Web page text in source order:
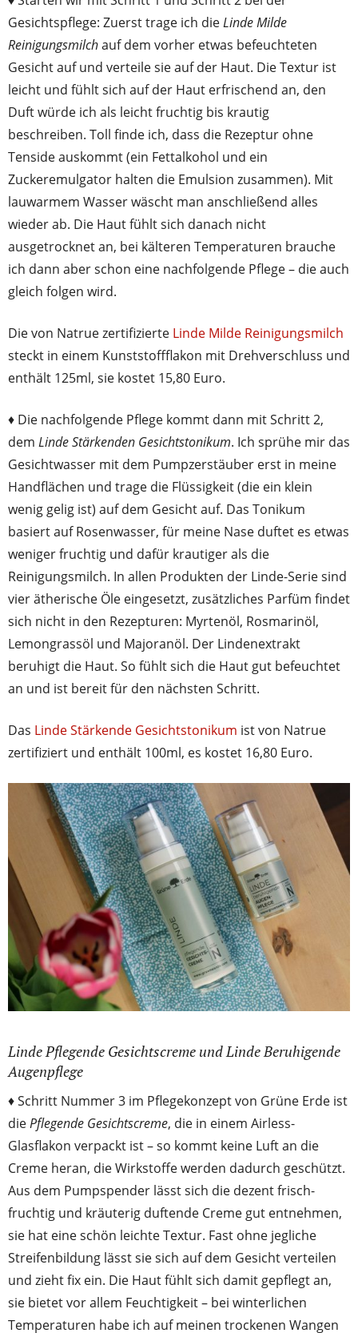
Gesichtspflege: Zuerst trage ich dieLinde Milde
Reinigungsmilchauf dem vorher etwas befeuchteten
Gesicht auf und verteile sie auf der Haut. Die Textur ist
leicht und fühlt sich auf der Haut erfrischend an, den
Duft würde ich als leicht fruchtig bis krautig
beschreiben. Toll finde ich, dass die Rezeptur ohne
Tenside auskommt (ein Fettalkohol und ein
Zuckeremulgator halten die Emulsion zusammen). Mit
lauwarmem Wasser wäscht man anschließend alles
wieder ab. Die Haut fühlt sich danach nicht
ausgetrocknet an, bei kälteren Temperaturen brauche
ich dann aber schon eine nachfolgende Pflege – die auch
gleich folgen wird.
Die von Natrue zertifizierte Linde Milde Reinigungsmilch
steckt in einem Kunststoffflakon mit Drehverschluss und
enthält 125ml, sie kostet 15,80 Euro.
♦ Die nachfolgende Pflege kommt dann mit Schritt 2,
dem Linde Stärkenden Gesichtstonikum. Ich sprühe mir das
Gesichtwasser mit dem Pumpzerstäuber erst in meine
Handflächen und trage die Flüssigkeit (die ein klein
wenig gelig ist) auf dem Gesicht auf. Das Tonikum
basiert auf Rosenwasser, für meine Nase duftet es etwas
weniger fruchtig und dafür krautiger als die
Reinigungsmilch. In allen Produkten der Linde-Serie sind
vier ätherische Öle eingesetzt, zusätzliches Parfüm findet
sich nicht in den Rezepturen: Myrtenöl, Rosmarinöl,
Lemongrassöl und Majoranöl. Der Lindenextrakt
beruhigt die Haut. So fühlt sich die Haut gut befeuchtet
an und ist bereit für den nächsten Schritt.
Das Linde Stärkende Gesichtstonikum ist von Natrue
zertifiziert und enthält 100ml, es kostet 16,80 Euro.
Linde Pflegende Gesichtscreme und Linde Beruhigende
Augenpflege
♦ Schritt Nummer 3 im Pflegekonzept von Grüne Erde ist
diePflegende Gesichtscreme, die in einem Airless-
Glasflakon verpackt ist – so kommt keine Luft an die
Creme heran, die Wirkstoffe werden dadurch geschützt.
Aus dem Pumpspender lässt sich die dezent frisch-
fruchtig und kräuterig duftende Creme gut entnehmen,
sie hat eine schön leichte Textur. Fast ohne jegliche
Streifenbildung lässt sie sich auf dem Gesicht verteilen
und zieht fix ein. Die Haut fühlt sich damit gepflegt an,
sie bietet vor allem Feuchtigkeit – bei winterlichen
Temperaturen habe ich auf meinen trockenen Wangen